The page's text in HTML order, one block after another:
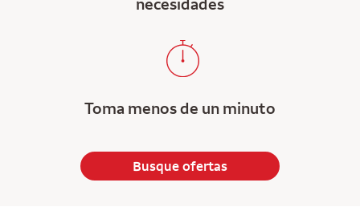
Toma menos de un minuto
Busque ofertas